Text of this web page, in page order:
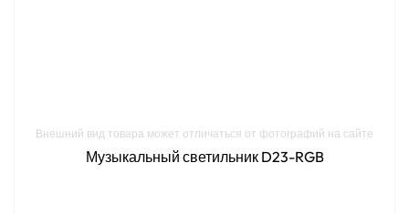
Внешний вид товара может отличаться от фотографий на сайте
Музыкальный светильник D23-RGB